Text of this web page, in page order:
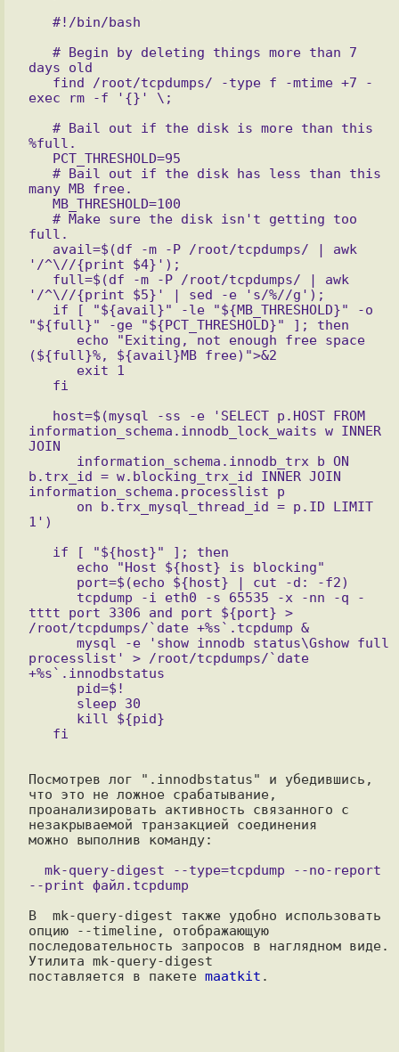
days old
%full.
many MB free.
full.
'/^\//{print $4}');
'/^\//{print $5}' | sed -e 's/%//g');
"${full}" -ge "${PCT_THRESHOLD}" ]; then
(${full}%, ${avail}MB free)">&2
information_schema.innodb_lock_waits w INNER
JOIN
b.trx_id = w.blocking_trx_id INNER JOIN
information_schema.processlist p
tttt port 3306 and port ${port} >
/root/tcpdumps/`date +%s`.tcpdump &
processlist' > /root/tcpdumps/`date
+%s`.innodbstatus
Посмотрев лог ".innodbstatus" и убедившись,
что это не ложное срабатывание,
проанализировать активность связанного с
незакрываемой транзакцией соединения
можно выполнив команду:
В  mk-query-digest также удобно использовать
опцию --timeline, отображающую
последовательность запросов в наглядном виде.
Утилита mk-query-digest
поставляется в пакете maatkit